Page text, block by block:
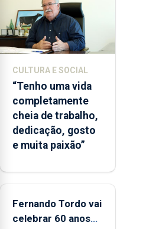
2022
e
2026.
ilha
das
Flores
apresenta
um
“decréscimo
da
entre
2022
CULTURA E SOCIAL
“Tenho uma vida
completamente
cheia de trabalho,
dedicação, gosto
e muita paixão”
Fernando Tordo vai
celebrar 60 anos